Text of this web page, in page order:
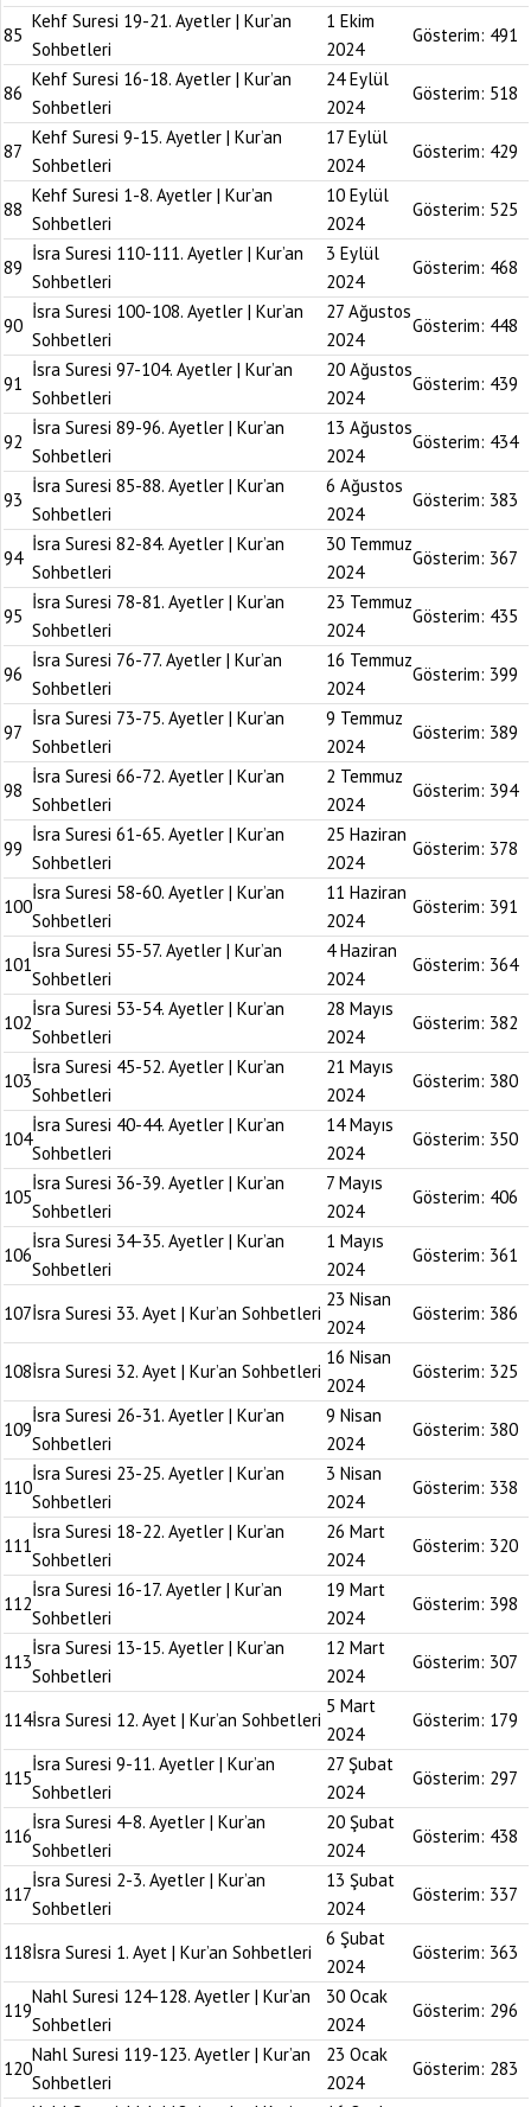
85
Kehf Suresi 19-21. Ayetler | Kur’an
Sohbetleri
1 Ekim
2024
Gösterim: 491
86
Kehf Suresi 16-18. Ayetler | Kur’an
Sohbetleri
24 Eylül
2024
Gösterim: 518
87
Kehf Suresi 9-15. Ayetler | Kur’an
Sohbetleri
17 Eylül
2024
Gösterim: 429
88
Kehf Suresi 1-8. Ayetler | Kur’an
Sohbetleri
10 Eylül
2024
Gösterim: 525
89
İsra Suresi 110-111. Ayetler | Kur’an
Sohbetleri
3 Eylül
2024
Gösterim: 468
90
İsra Suresi 100-108. Ayetler | Kur’an
Sohbetleri
27 Ağustos
2024
Gösterim: 448
91
İsra Suresi 97-104. Ayetler | Kur’an
Sohbetleri
20 Ağustos
2024
Gösterim: 439
92
İsra Suresi 89-96. Ayetler | Kur’an
Sohbetleri
13 Ağustos
2024
Gösterim: 434
93
İsra Suresi 85-88. Ayetler | Kur’an
Sohbetleri
6 Ağustos
2024
Gösterim: 383
94
İsra Suresi 82-84. Ayetler | Kur’an
Sohbetleri
30 Temmuz
2024
Gösterim: 367
95
İsra Suresi 78-81. Ayetler | Kur’an
Sohbetleri
23 Temmuz
2024
Gösterim: 435
96
İsra Suresi 76-77. Ayetler | Kur’an
Sohbetleri
16 Temmuz
2024
Gösterim: 399
97
İsra Suresi 73-75. Ayetler | Kur’an
Sohbetleri
9 Temmuz
2024
Gösterim: 389
98
İsra Suresi 66-72. Ayetler | Kur’an
Sohbetleri
2 Temmuz
2024
Gösterim: 394
99
İsra Suresi 61-65. Ayetler | Kur’an
Sohbetleri
25 Haziran
2024
Gösterim: 378
100
İsra Suresi 58-60. Ayetler | Kur’an
Sohbetleri
11 Haziran
2024
Gösterim: 391
101
İsra Suresi 55-57. Ayetler | Kur’an
Sohbetleri
4 Haziran
2024
Gösterim: 364
102
İsra Suresi 53-54. Ayetler | Kur’an
Sohbetleri
28 Mayıs
2024
Gösterim: 382
103
İsra Suresi 45-52. Ayetler | Kur’an
Sohbetleri
21 Mayıs
2024
Gösterim: 380
104
İsra Suresi 40-44. Ayetler | Kur’an
Sohbetleri
14 Mayıs
2024
Gösterim: 350
105
İsra Suresi 36-39. Ayetler | Kur’an
Sohbetleri
7 Mayıs
2024
Gösterim: 406
106
İsra Suresi 34-35. Ayetler | Kur’an
Sohbetleri
1 Mayıs
2024
Gösterim: 361
107İsra Suresi 33. Ayet | Kur’an Sohbetleri
23 Nisan
2024
Gösterim: 386
108İsra Suresi 32. Ayet | Kur’an Sohbetleri
16 Nisan
2024
Gösterim: 325
109
İsra Suresi 26-31. Ayetler | Kur’an
Sohbetleri
9 Nisan
2024
Gösterim: 380
110
İsra Suresi 23-25. Ayetler | Kur’an
Sohbetleri
3 Nisan
2024
Gösterim: 338
111
İsra Suresi 18-22. Ayetler | Kur’an
Sohbetleri
26 Mart
2024
Gösterim: 320
112
İsra Suresi 16-17. Ayetler | Kur’an
Sohbetleri
19 Mart
2024
Gösterim: 398
113
İsra Suresi 13-15. Ayetler | Kur’an
Sohbetleri
12 Mart
2024
Gösterim: 307
114İsra Suresi 12. Ayet | Kur’an Sohbetleri
5 Mart
2024
Gösterim: 179
115
İsra Suresi 9-11. Ayetler | Kur’an
Sohbetleri
27 Şubat
2024
Gösterim: 297
116
İsra Suresi 4-8. Ayetler | Kur’an
Sohbetleri
20 Şubat
2024
Gösterim: 438
117
İsra Suresi 2-3. Ayetler | Kur’an
Sohbetleri
13 Şubat
2024
Gösterim: 337
118İsra Suresi 1. Ayet | Kur’an Sohbetleri
6 Şubat
2024
Gösterim: 363
119
Nahl Suresi 124-128. Ayetler | Kur’an
Sohbetleri
30 Ocak
2024
Gösterim: 296
120
Nahl Suresi 119-123. Ayetler | Kur’an
Sohbetleri
23 Ocak
2024
Gösterim: 283